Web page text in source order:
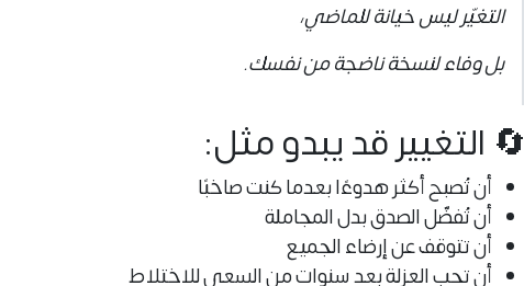
التغيّر ليس خيانة للماضي،
بل وفاء لنسخة ناضجة من نفسك.
🔄 التغيير قد يبدو مثل:
أن تُصبح أكثر هدوءًا بعدما كنت صاخبًا
أن تُفضّل الصدق بدل المجاملة
أن تتوقف عن إرضاء الجميع
أن تحب العزلة بعد سنوات من السعي للاختلاط